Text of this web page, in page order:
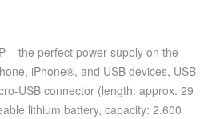
– the perfect power supply on the
iPhone®, and USB devices, USB
USB connector (length: approx. 29
lithium battery, capacity: 2.600